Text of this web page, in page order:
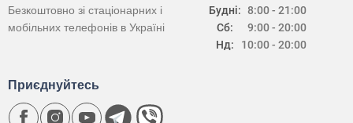
Будні:
Сб:
Нд:
8:00 - 21:00
9:00 - 20:00
10:00 - 20:00
Безкоштовно зі стаціонарних і
мобільних телефонів в Україні
Приєднуйтесь